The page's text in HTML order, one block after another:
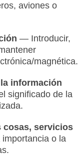
aviones o
— Introducir,
magnética.
información
significado de la
cosas, servicios
o la